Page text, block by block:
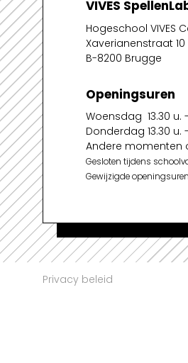
VIVES
Hogeschool VIVES
Xaverianenstraat 10
B-8200 Brugge
Openingsuren
Woensdag 13.30 u. -
Donderdag 13.30 u.
Andere momenten
Gesloten tijdens
Gewijzigde
Privacy beleid